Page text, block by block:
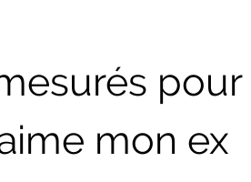
pour
mon ex